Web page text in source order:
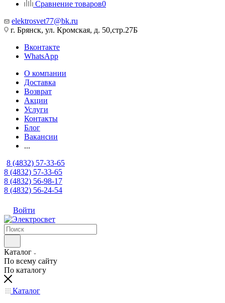
Сравнение товаров0
elektrosvet77@bk.ru
г. Брянск, ул. Кромская, д. 50,стр.27Б
Вконтакте
WhatsApp
О компании
Доставка
Возврат
Акции
Услуги
Контакты
Блог
Вакансии
...
8 (4832) 57-33-65
8 (4832) 57-33-65
8 (4832) 56-98-17
8 (4832) 56-24-54
Войти
Каталог
По всему сайту
По каталогу
Каталог